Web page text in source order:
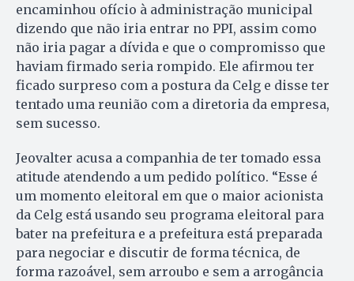
encaminhou ofício à administração municipal
dizendo que não iria entrar no PPI, assim como
não iria pagar a dívida e que o compromisso que
haviam firmado seria rompido. Ele afirmou ter
ficado surpreso com a postura da Celg e disse ter
tentado uma reunião com a diretoria da empresa,
sem sucesso.
Jeovalter acusa a companhia de ter tomado essa
atitude atendendo a um pedido político. “Esse é
um momento eleitoral em que o maior acionista
da Celg está usando seu programa eleitoral para
bater na prefeitura e a prefeitura está preparada
para negociar e discutir de forma técnica, de
forma razoável, sem arroubo e sem a arrogância